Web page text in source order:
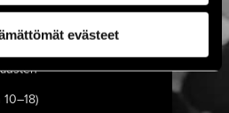
evästeet